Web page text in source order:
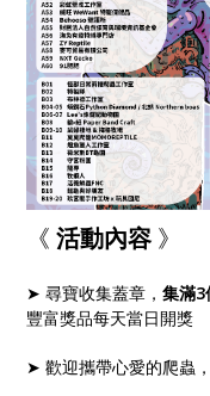
《活動內容 》
➤ 尋寶收集蓋章，集滿3
豐富獎品每天當日開獎
➤ 歡迎攜帶心愛的爬蟲